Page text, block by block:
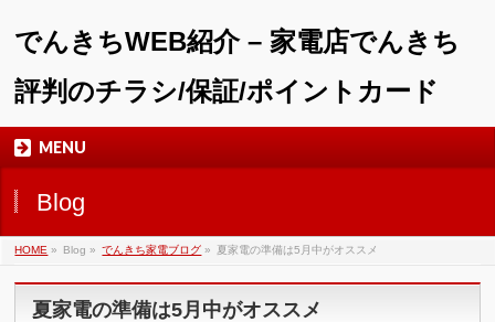
でんきちWEB紹介 – 家電店でんきち
評判のチラシ/保証/ポイントカード
MENU
Blog
HOME » Blog » でんきち家電ブログ » 夏家電の準備は5月中がオススメ
夏家電の準備は5月中がオススメ